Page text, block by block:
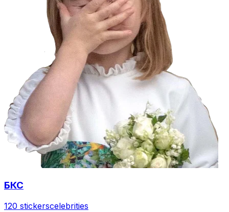
БКС
120 stickerscelebrities